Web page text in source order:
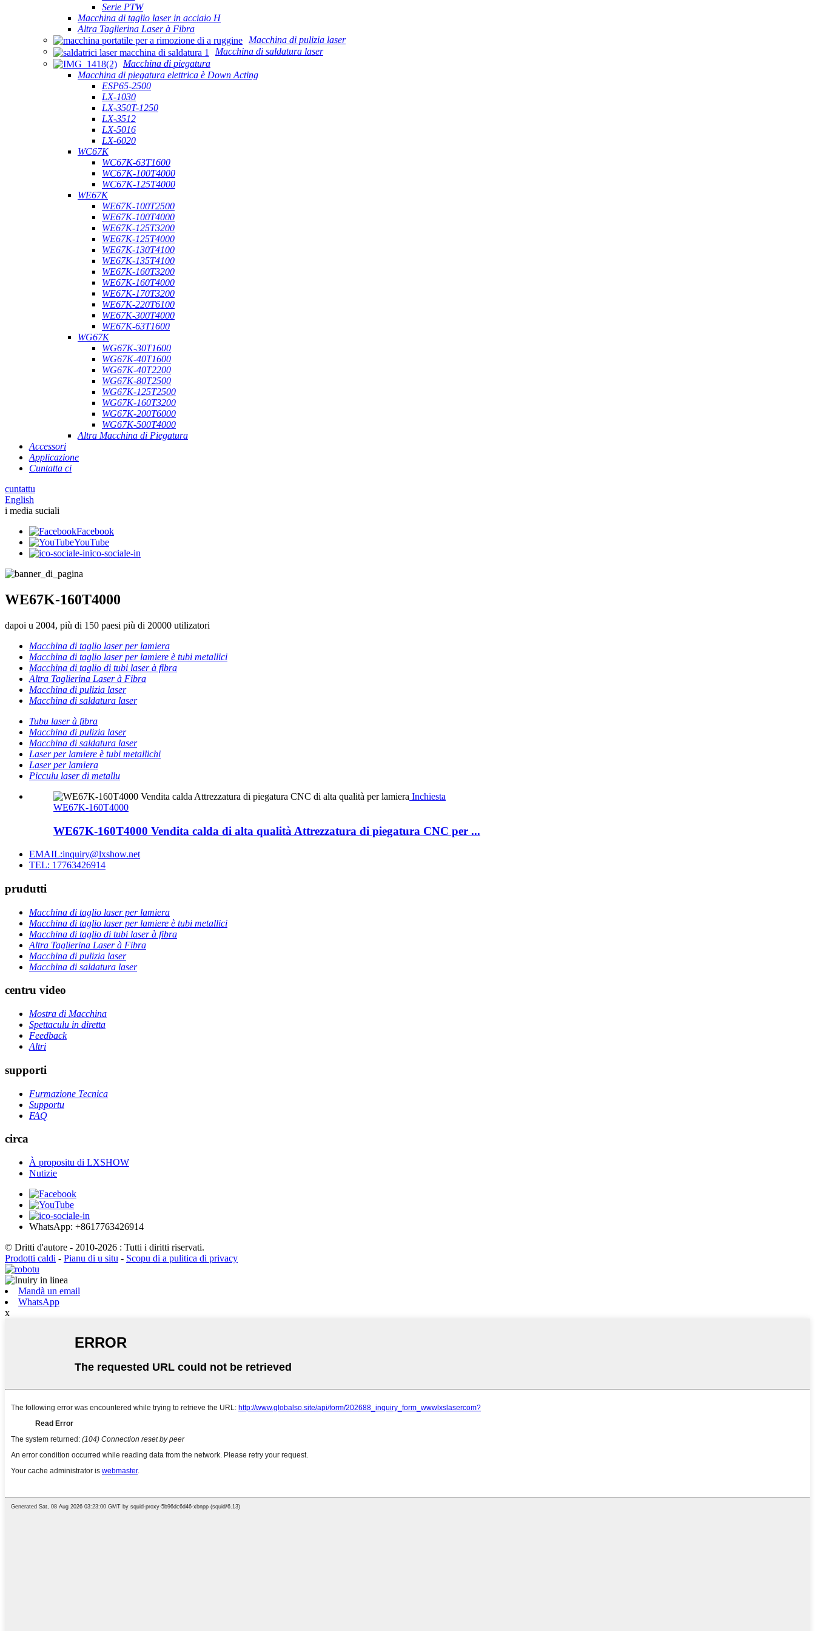
Serie PTW
Macchina di taglio laser in acciaio H
Altra Taglierina Laser à Fibra
Macchina di pulizia laser
Macchina di saldatura laser
Macchina di piegatura
Macchina di piegatura elettrica è Down Acting
ESP65-2500
LX-1030
LX-350T-1250
LX-3512
LX-5016
LX-6020
WC67K
WC67K-63T1600
WC67K-100T4000
WC67K-125T4000
WE67K
WE67K-100T2500
WE67K-100T4000
WE67K-125T3200
WE67K-125T4000
WE67K-130T4100
WE67K-135T4100
WE67K-160T3200
WE67K-160T4000
WE67K-170T3200
WE67K-220T6100
WE67K-300T4000
WE67K-63T1600
WG67K
WG67K-30T1600
WG67K-40T1600
WG67K-40T2200
WG67K-80T2500
WG67K-125T2500
WG67K-160T3200
WG67K-200T6000
WG67K-500T4000
Altra Macchina di Piegatura
Accessori
Applicazione
Cuntatta ci
cuntattu
English
i media suciali
Facebook
YouTube
ico-sociale-in
WE67K-160T4000
dapoi u 2004, più di 150 paesi più di 20000 utilizatori
Macchina di taglio laser per lamiera
Macchina di taglio laser per lamiere è tubi metallici
Macchina di taglio di tubi laser à fibra
Altra Taglierina Laser à Fibra
Macchina di pulizia laser
Macchina di saldatura laser
Tubu laser à fibra
Macchina di pulizia laser
Macchina di saldatura laser
Laser per lamiere è tubi metallichi
Laser per lamiera
Picculu laser di metallu
Inchiesta
WE67K-160T4000
WE67K-160T4000 Vendita calda di alta qualità Attrezzatura di piegatura CNC per ...
EMAIL:inquiry@lxshow.net
TEL: 17763426914
prudutti
Macchina di taglio laser per lamiera
Macchina di taglio laser per lamiere è tubi metallici
Macchina di taglio di tubi laser à fibra
Altra Taglierina Laser à Fibra
Macchina di pulizia laser
Macchina di saldatura laser
centru video
Mostra di Macchina
Spettaculu in diretta
Feedback
Altri
supporti
Furmazione Tecnica
Supportu
FAQ
circa
À propositu di LXSHOW
Nutizie
WhatsApp: +8617763426914
© Dritti d'autore - 2010-2026 : Tutti i diritti riservati.
Prodotti caldi - Pianu di u situ - Scopu di a pulitica di privacy
Mandà un email
WhatsApp
x